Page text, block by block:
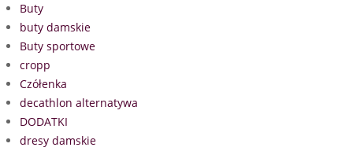
Buty
buty damskie
Buty sportowe
cropp
Czółenka
decathlon alternatywa
DODATKI
dresy damskie